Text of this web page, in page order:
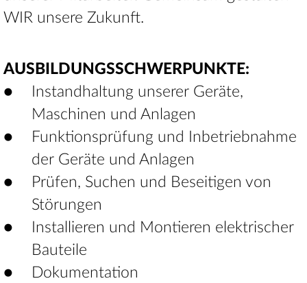
WIR unsere Zukunft.
AUSBILDUNGSSCHWERPUNKTE:
Instandhaltung unserer Geräte,
Maschinen und Anlagen
Funktionsprüfung und Inbetriebnahme
der Geräte und Anlagen
Prüfen, Suchen und Beseitigen von
Störungen
Installieren und Montieren elektrischer
Bauteile
Dokumentation